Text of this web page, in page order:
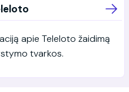
apie Teleloto žaidimą
tvarkos.